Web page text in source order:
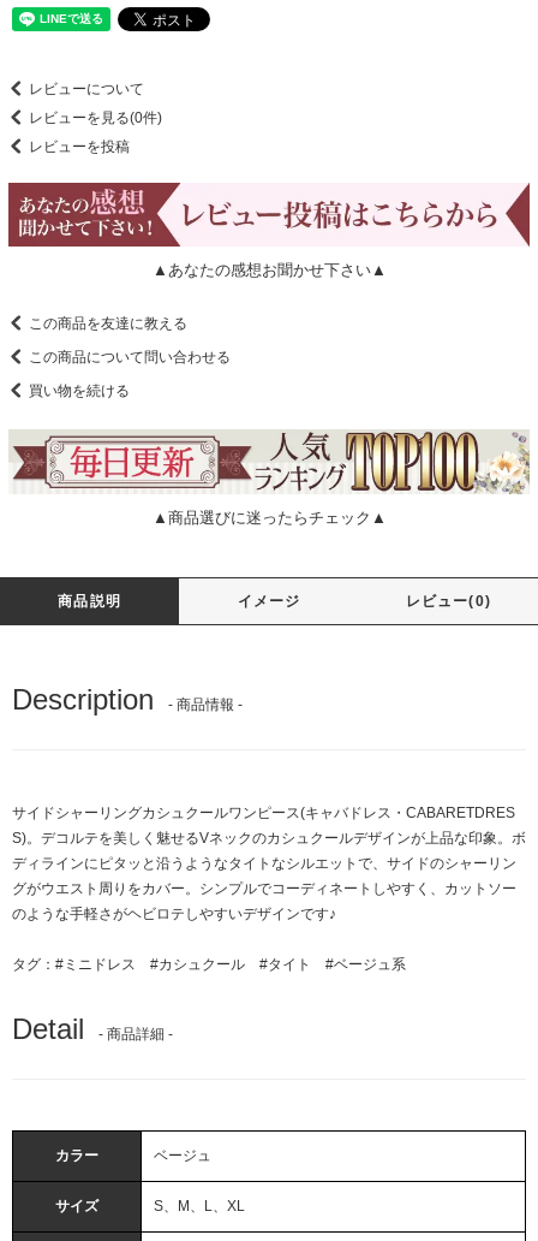
レビューについて
レビューを見る(0件)
レビューを投稿
▲あなたの感想お聞かせ下さい▲
この商品を友達に教える
この商品について問い合わせる
買い物を続ける
▲商品選びに迷ったらチェック▲
商品説明 イメージ レビュー(0)
Description - 商品情報 -
サイドシャーリングカシュクールワンピース(キャバドレス・CABARETDRES
S)。デコルテを美しく魅せるVネックのカシュクールデザインが上品な印象。ボ
ディラインにピタッと沿うようなタイトなシルエットで、サイドのシャーリン
グがウエスト周りをカバー。シンプルでコーディネートしやすく、カットソー
のような手軽さがヘビロテしやすいデザインです♪
タグ： #ミニドレス #カシュクール #タイト #ベージュ系
Detail - 商品詳細 -
カラー ベージュ
サイズ S、M、L、XL